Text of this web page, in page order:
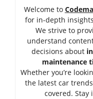
Welcome to
for in-depth
We strive to
understand
decisions about
maintenance
Whether you’re
the latest car
covered. Stay